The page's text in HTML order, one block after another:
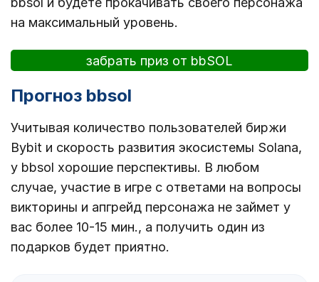
на максимальный уровень.
забрать приз от bbSOL
Прогноз bbsol
Учитывая количество пользователей биржи
Bybit и скорость развития экосистемы Solana,
у bbsol хорошие перспективы. В любом
случае, участие в игре с ответами на вопросы
викторины и апгрейд персонажа не займет у
вас более 10-15 мин., а получить один из
подарков будет приятно.